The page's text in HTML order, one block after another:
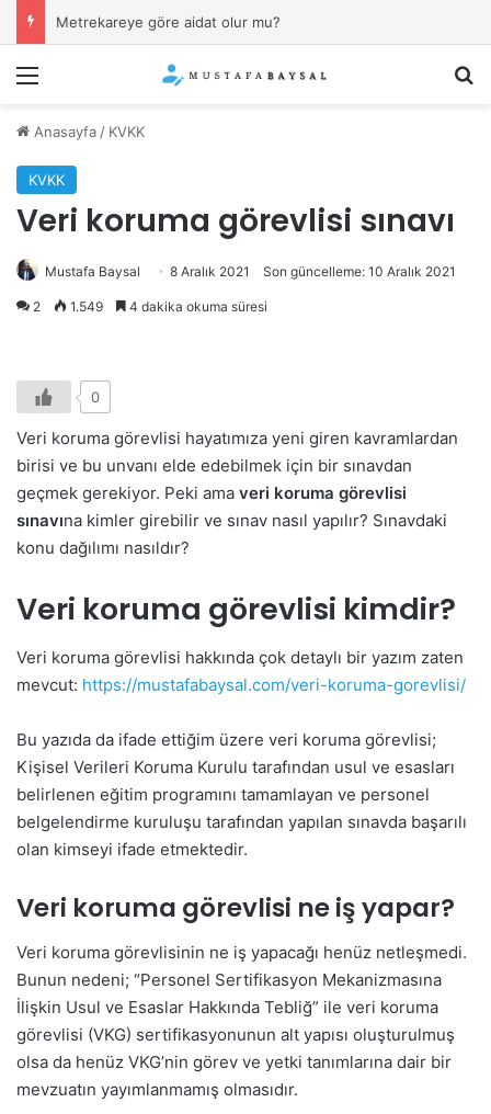
Menü
Anasayfa / KVKK
KVKK
Veri koruma görevlisi sınavı
Mustafa Baysal 8 Aralık 2021 Son güncelleme: 10 Aralık 2021
2 1.549 4 dakika okuma süresi
0
Veri koruma görevlisi hayatımıza yeni giren kavramlardan
birisi ve bu unvanı elde edebilmek için bir sınavdan
geçmek gerekiyor. Peki ama veri koruma görevlisi
sınavına kimler girebilir ve sınav nasıl yapılır? Sınavdaki
konu dağılımı nasıldır?
Veri koruma görevlisi kimdir?
Veri koruma görevlisi hakkında çok detaylı bir yazım zaten
mevcut: https://mustafabaysal.com/veri-koruma-gorevlisi/
Bu yazıda da ifade ettiğim üzere veri koruma görevlisi;
Kişisel Verileri Koruma Kurulu tarafından usul ve esasları
belirlenen eğitim programını tamamlayan ve personel
belgelendirme kuruluşu tarafından yapılan sınavda başarılı
olan kimseyi ifade etmektedir.
Veri koruma görevlisi ne iş yapar?
Veri koruma görevlisinin ne iş yapacağı henüz netleşmedi.
Bunun nedeni; “Personel Sertifikasyon Mekanizmasına
İlişkin Usul ve Esaslar Hakkında Tebliğ” ile veri koruma
görevlisi (VKG) sertifikasyonunun alt yapısı oluşturulmuş
olsa da henüz VKG’nin görev ve yetki tanımlarına dair bir
mevzuatın yayımlanmamış olmasıdır.